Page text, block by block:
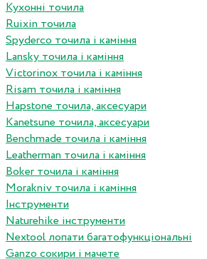
Кухонні точила
Ruixin точила
Spyderco точила і каміння
Lansky точила і каміння
Victorinox точила і каміння
Risam точила і каміння
Hapstone точила, аксесуари
Kanetsune точила, аксесуари
Benchmade точила і каміння
Leatherman точила і каміння
Boker точила і каміння
Morakniv точила і каміння
Інструменти
Naturehike інструменти
Nextool лопати багатофункціональні
Ganzo сокири і мачете